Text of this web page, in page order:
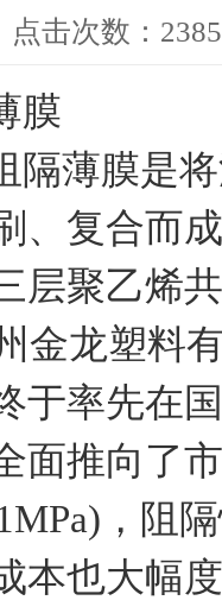
点击次数： 2385
膜
薄膜是将
、复合而
层聚乙烯
金龙塑料
于率先在
面推向了
，
本也大幅